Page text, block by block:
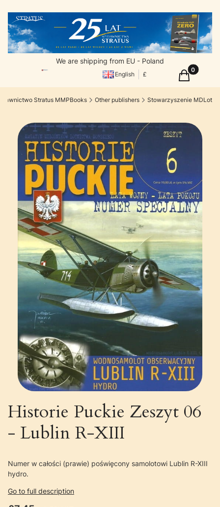
We are shipping from EU - Poland
English £ Products
Cart
Stratus MMPBooks Other publishers Stowarzyszenie MDLot
Historie Puckie Zeszyt 06
- Lublin R-XIII
Numer w całości (prawie) poświęcony samolotowi Lublin R-XIII
hydro.
Go to full description